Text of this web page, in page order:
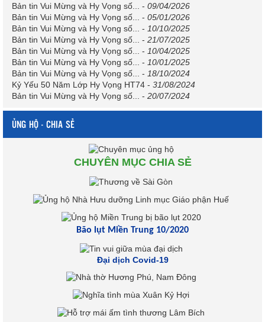
Bản tin Vui Mừng và Hy Vọng số...
- 09/04/2026
Bản tin Vui Mừng và Hy Vọng số...
- 05/01/2026
Bản tin Vui Mừng và Hy Vọng số...
- 10/10/2025
Bản tin Vui Mừng và Hy Vọng số...
- 21/07/2025
Bản tin Vui Mừng và Hy Vọng số...
- 10/04/2025
Bản tin Vui Mừng và Hy Vọng số...
- 10/01/2025
Bản tin Vui Mừng và Hy Vọng số...
- 18/10/2024
Kỷ Yếu 50 Năm Lớp Hy Vọng HT74 - 31/08/2024
Bản tin Vui Mừng và Hy Vọng số...
- 20/07/2024
ỦNG HỘ - CHIA SẺ
CHUYÊN MỤC CHIA SẺ
Bão lụt Miền Trung 10/2020
Đại dịch Covid-19